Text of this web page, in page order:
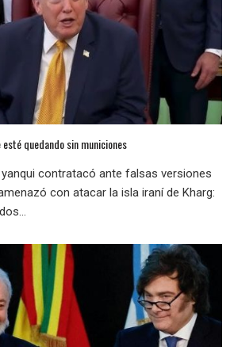
esté quedando sin municiones
contratacó ante falsas versiones
con atacar la isla iraní de Kharg: